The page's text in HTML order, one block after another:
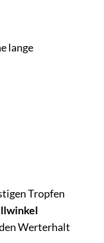
lange
Tropfen
Werterhalt